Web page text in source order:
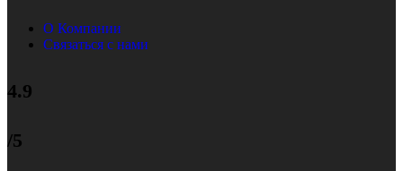
О Компании
Связаться с нами
4.9
/5